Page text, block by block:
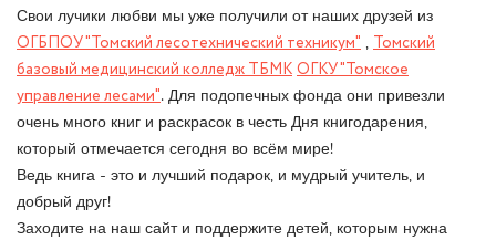
Свои лучики любви мы уже получили от наших друзей из
ОГБПОУ "Томский лесотехнический техникум" , Томский
базовый медицинский колледж ТБМК ОГКУ "Томское
управление лесами". Для подопечных фонда они привезли
очень много книг и раскрасок в честь Дня книгодарения,
который отмечается сегодня во всём мире!
Ведь книга - это и лучший подарок, и мудрый учитель, и
добрый друг!
Заходите на наш сайт и поддержите детей, которым нужна